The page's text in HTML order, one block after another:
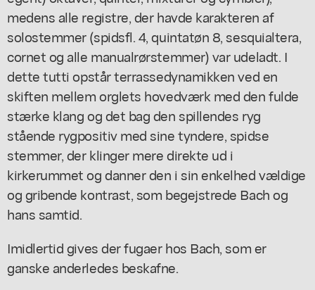
medens alle registre, der havde karakteren af
solostemmer (spidsfl. 4, quintatøn 8, sesquialtera,
cornet og alle manualrørstemmer) var udeladt. I
dette tutti opstår terrassedynamikken ved en
skiften mellem orglets hovedværk med den fulde
stærke klang og det bag den spillendes ryg
stående rygpositiv med sine tyndere, spidse
stemmer, der klinger mere direkte ud i
kirkerummet og danner den i sin enkelhed vældige
og gribende kontrast, som begejstrede Bach og
hans samtid.
Imidlertid gives der fugaer hos Bach, som er
ganske anderledes beskafne.